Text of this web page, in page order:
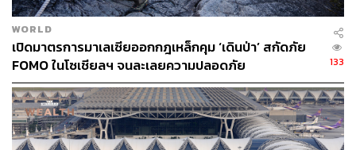
วันมีสมาธิได้ดีขึ้น
แต่เชื่อเถอะว่า ยิ่งเดินจะรู้สึกสนุกและมีความสุขเสมอ ยิ่งตอน
เอาเท้าเปล่าแช่น้ำ เหยียบบนก้อนกรวดในลำธาร
เป็นคนช่างสังเกต และชอบตั้งคำถาม
WORLD
เปิดมาตรการมาเลเซียออกกฎเหล็กคุม ‘เดินป่า’ สกัดภัย
FOMO ในโซเชียลฯ จนละเลยความปลอดภัย
133